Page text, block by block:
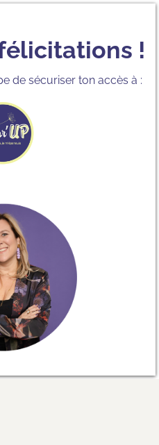
!
de sécuriser ton accès à :